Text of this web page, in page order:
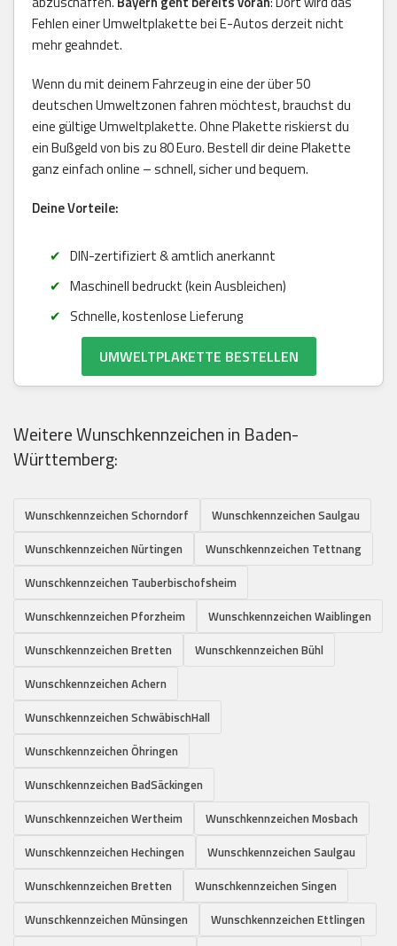
Fehlen einer Umweltplakette bei E-Autos derzeit nicht
mehr geahndet.
Wenn du mit deinem Fahrzeug in eine der über 50
deutschen Umweltzonen fahren möchtest, brauchst du
eine gültige Umweltplakette. Ohne Plakette riskierst du
ein Bußgeld von bis zu 80 Euro. Bestell dir deine Plakette
ganz einfach online – schnell, sicher und bequem.
Deine Vorteile:
DIN-zertifiziert & amtlich anerkannt
Maschinell bedruckt (kein Ausbleichen)
Schnelle, kostenlose Lieferung
UMWELTPLAKETTE BESTELLEN
Weitere Wunschkennzeichen in Baden-
Württemberg:
Wunschkennzeichen Schorndorf
Wunschkennzeichen Saulgau
Wunschkennzeichen Nürtingen
Wunschkennzeichen Tettnang
Wunschkennzeichen Tauberbischofsheim
Wunschkennzeichen Pforzheim
Wunschkennzeichen Waiblingen
Wunschkennzeichen Bretten
Wunschkennzeichen Bühl
Wunschkennzeichen Achern
Wunschkennzeichen SchwäbischHall
Wunschkennzeichen Öhringen
Wunschkennzeichen BadSäckingen
Wunschkennzeichen Wertheim
Wunschkennzeichen Mosbach
Wunschkennzeichen Hechingen
Wunschkennzeichen Saulgau
Wunschkennzeichen Bretten
Wunschkennzeichen Singen
Wunschkennzeichen Münsingen
Wunschkennzeichen Ettlingen